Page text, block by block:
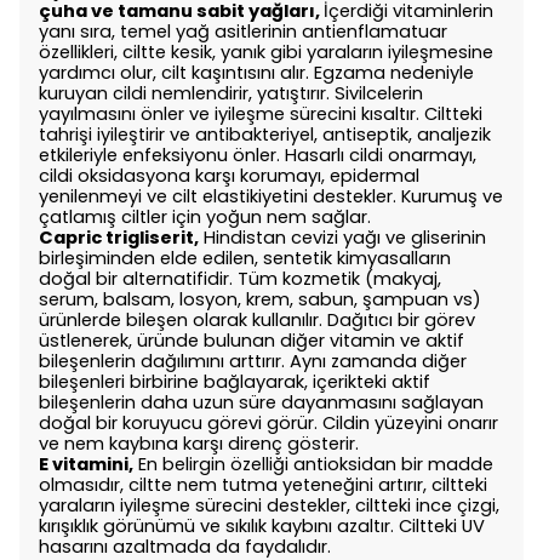
çuha ve tamanu sabit yağları, İçerdiği vitaminlerin
yanı sıra, temel yağ asitlerinin antienflamatuar
özellikleri, ciltte kesik, yanık gibi yaraların iyileşmesine
yardımcı olur, cilt kaşıntısını alır. Egzama nedeniyle
kuruyan cildi nemlendirir, yatıştırır. Sivilcelerin
yayılmasını önler ve iyileşme sürecini kısaltır. Ciltteki
tahrişi iyileştirir ve antibakteriyel, antiseptik, analjezik
etkileriyle enfeksiyonu önler. Hasarlı cildi onarmayı,
cildi oksidasyona karşı korumayı, epidermal
yenilenmeyi ve cilt elastikiyetini destekler. Kurumuş ve
çatlamış ciltler için yoğun nem sağlar.
Capric trigliserit, Hindistan cevizi yağı ve gliserinin
birleşiminden elde edilen, sentetik kimyasalların
doğal bir alternatifidir. Tüm kozmetik (makyaj,
serum, balsam, losyon, krem, sabun, şampuan vs)
ürünlerde bileşen olarak kullanılır. Dağıtıcı bir görev
üstlenerek, üründe bulunan diğer vitamin ve aktif
bileşenlerin dağılımını arttırır. Aynı zamanda diğer
bileşenleri birbirine bağlayarak, içerikteki aktif
bileşenlerin daha uzun süre dayanmasını sağlayan
doğal bir koruyucu görevi görür. Cildin yüzeyini onarır
ve nem kaybına karşı direnç gösterir.
E vitamini, En belirgin özelliği antioksidan bir madde
olmasıdır, ciltte nem tutma yeteneğini artırır, ciltteki
yaraların iyileşme sürecini destekler, ciltteki ince çizgi,
kırışıklık görünümü ve sıkılık kaybını azaltır. Ciltteki UV
hasarını azaltmada da faydalıdır.